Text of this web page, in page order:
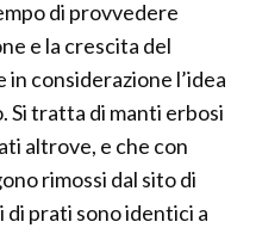
di provvedere
e la crescita del
considerazione l’idea
Si tratta di manti erbosi
altrove, e che con
rimossi dal sito di
prati sono identici a